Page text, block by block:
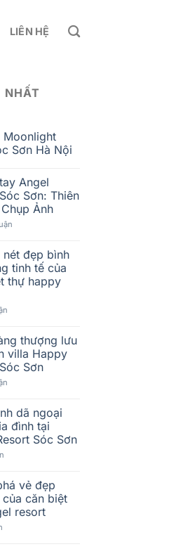
LIÊN HỆ
NHẤT
Moonlight
Sơn Hà Nội
Angel
Sơn: Thiên
Ảnh
nét đẹp bình
tinh tế của
thự happy
thượng lưu
villa Happy
Sơn
dã ngoại
đình tại
Sóc Sơn
vẻ đẹp
của căn biệt
resort